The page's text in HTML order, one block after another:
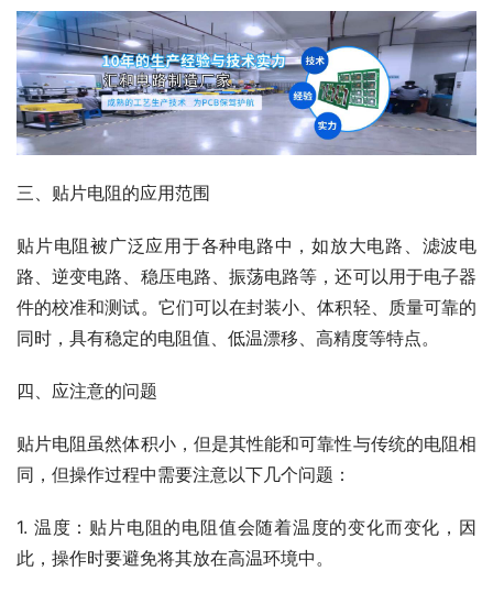
三、贴片电阻的应用范围
贴片电阻被广泛应用于各种电路中，如放大电路、滤波电
路、逆变电路、稳压电路、振荡电路等，还可以用于电子器
件的校准和测试。它们可以在封装小、体积轻、质量可靠的
同时，具有稳定的电阻值、低温漂移、高精度等特点。
四、应注意的问题
贴片电阻虽然体积小，但是其性能和可靠性与传统的电阻相
同，但操作过程中需要注意以下几个问题：
1. 温度：贴片电阻的电阻值会随着温度的变化而变化，因
此，操作时要避免将其放在高温环境中。